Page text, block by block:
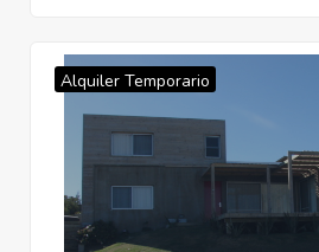
Alquiler Temporario